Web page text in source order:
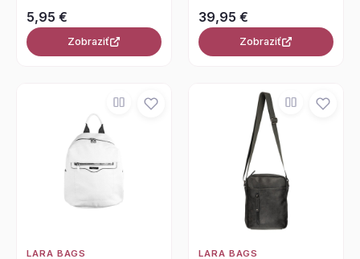
5,95 €
Zobraziť
39,95 €
Zobraziť
LARA BAGS LARA BAGS